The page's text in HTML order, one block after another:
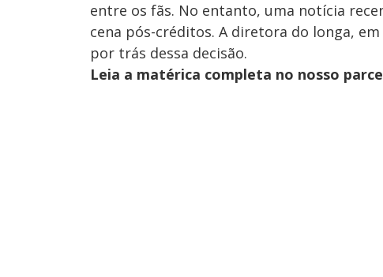
entre os fãs. No entanto, uma notícia
cena pós-créditos. A diretora do longa,
por trás dessa decisão.
Leia a matérica completa no nosso